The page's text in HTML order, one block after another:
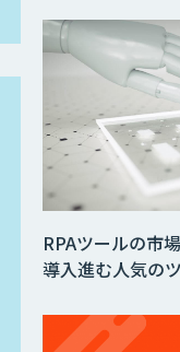
RPAツールの市
導入進む人気の